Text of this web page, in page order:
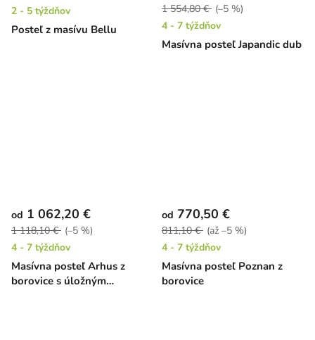
Posteľ z masívu Bellu
2 - 5 týždňov
Masívna posteľ Japandic dub
1 554,80 € (–5 %)
4 - 7 týždňov
Masívna posteľ Arhus z
borovice s úložným
od 1 062,20 €
1 118,10 € (–5 %)
4 - 7 týždňov
Masívna posteľ Poznan z
borovice
od 770,50 €
811,10 € (až –5 %)
4 - 7 týždňov